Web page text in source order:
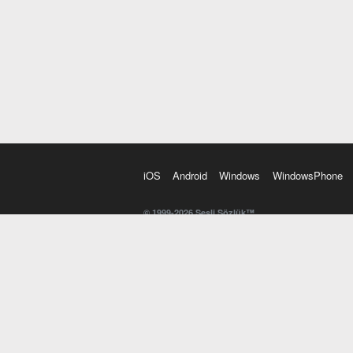
iOS Android Windows WindowsPhone
© 1999-2026 Sesli Sözlük™